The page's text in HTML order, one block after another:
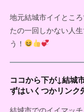
地元結城市イイとこ
たの一回しかない人
う！
ココから下が↓結城
ずはいくつかリンク